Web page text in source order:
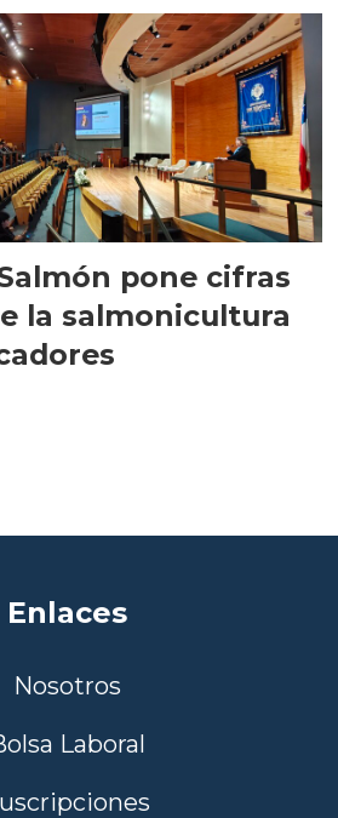
pone cifras
la salmonicultura
Enlaces
Nosotros
Laboral